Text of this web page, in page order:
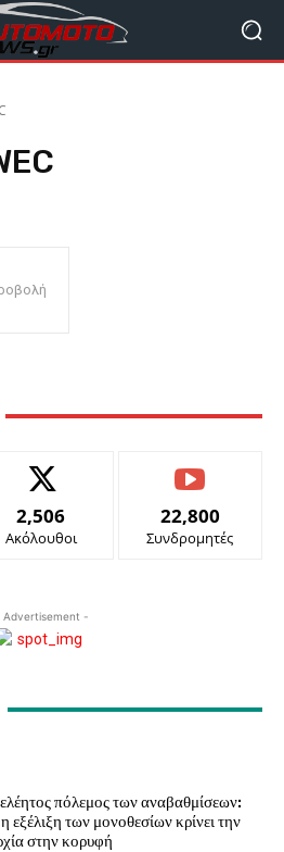
2,506
Ακόλουθοι
22,800
Συνδρομητές
Advertisement -
πόλεμος των αναβαθμίσεων:
εξέλιξη των μονοθεσίων κρίνει την
στην κορυφή